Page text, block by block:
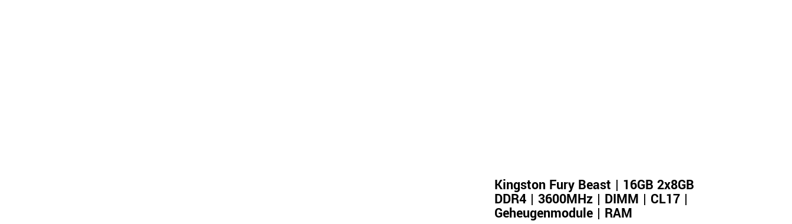
Kingston Fury Beast | 16GB 2x8GB
DDR4 | 3600MHz | DIMM | CL17 |
Geheugenmodule | RAM